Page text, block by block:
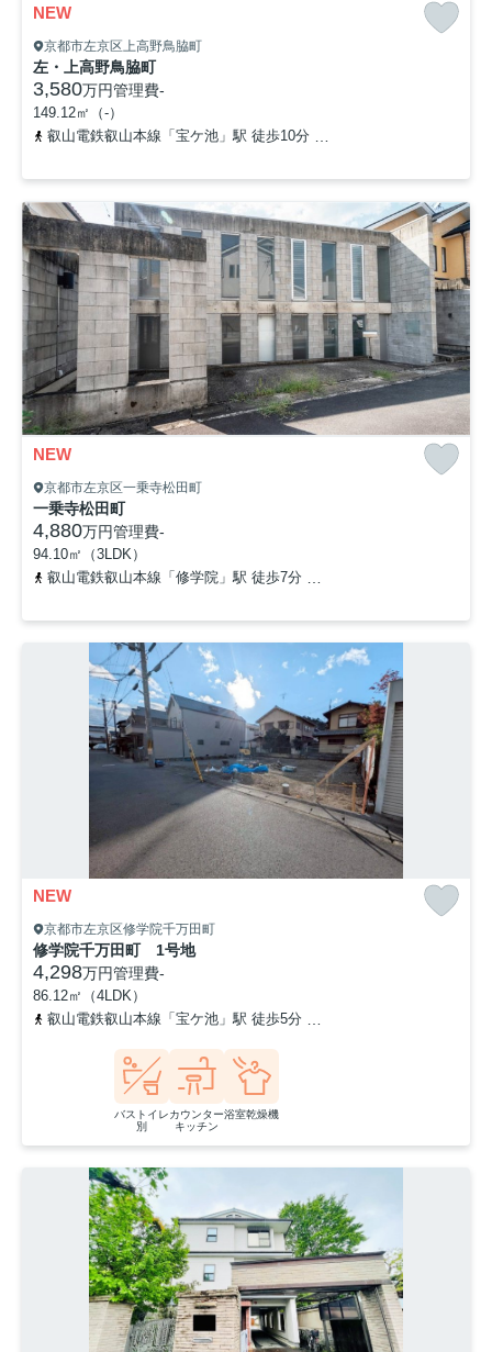
NEW
京都市左京区上高野鳥脇町
左・上高野鳥脇町
3,580万円管理費-
149.12㎡（-）
叡山電鉄叡山本線「宝ケ池」駅 徒歩10分
NEW
京都市左京区一乗寺松田町
一乗寺松田町
4,880万円管理費-
94.10㎡（3LDK）
叡山電鉄叡山本線「修学院」駅 徒歩7分
NEW
京都市左京区修学院千万田町
修学院千万田町 1号地
4,298万円管理費-
86.12㎡（4LDK）
叡山電鉄叡山本線「宝ケ池」駅 徒歩5分
バストイレ
別
カウンター
キッチン
浴室乾燥機